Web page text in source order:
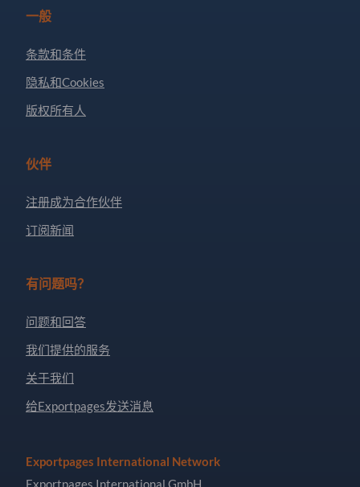
一般
条款和条件
隐私和Cookies
版权所有人
伙伴
注册成为合作伙伴
订阅新闻
有问题吗？
问题和回答
我们提供的服务
关于我们
给Exportpages发送消息
Exportpages International Network
Exportpages International GmbH